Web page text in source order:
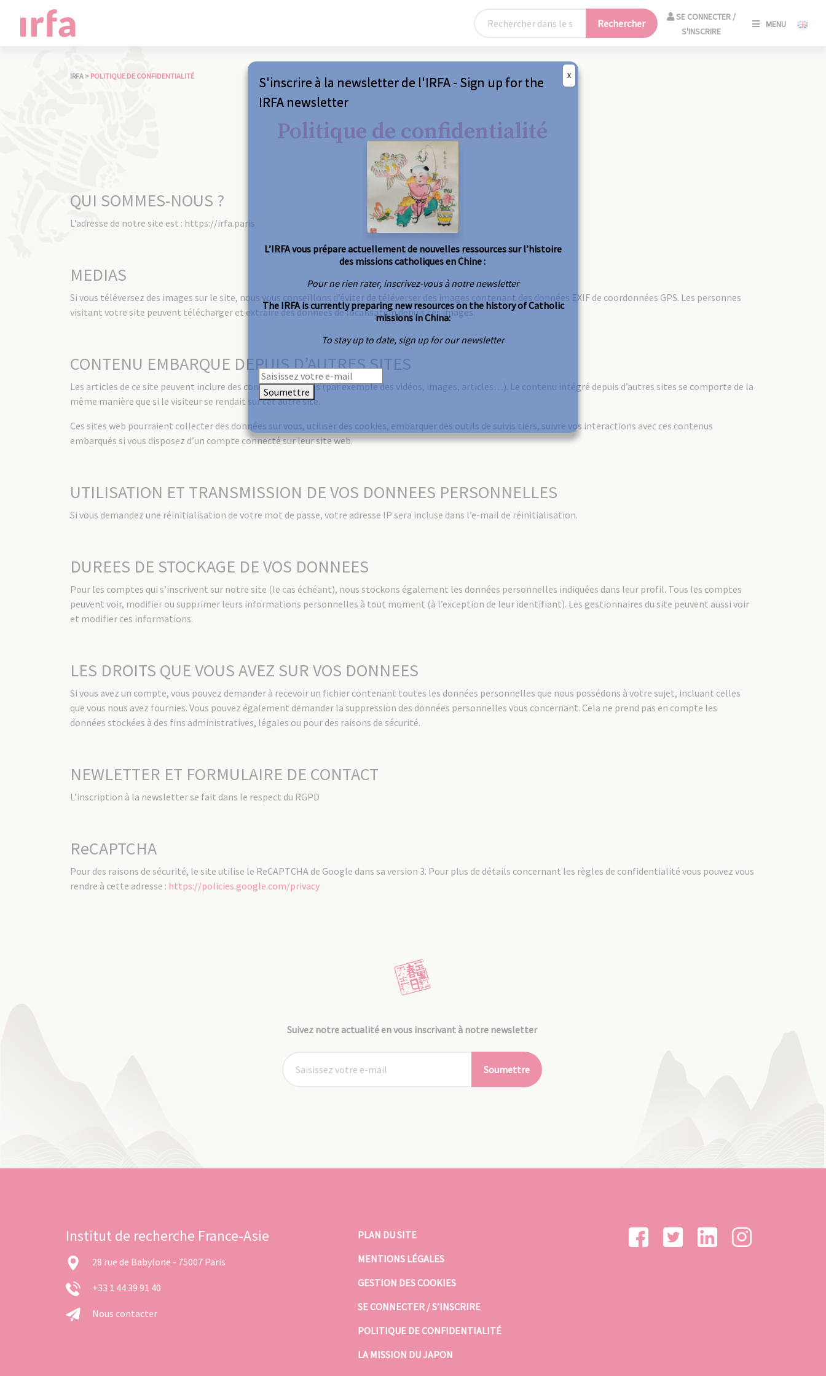
Rechercher
SE CONNECTER /
S'INSCRIRE
MENU
IRFA > POLITIQUE DE CONFIDENTIALITÉ
Politique de confidentialité
QUI SOMMES-NOUS ?
L’adresse de notre site est : https://irfa.paris
MEDIAS
Si vous téléversez des images sur le site, nous vous conseillons d’éviter de téléverser des images contenant des données EXIF de coordonnées GPS. Les personnes
visitant votre site peuvent télécharger et extraire des données de localisation depuis ces images.
CONTENU EMBARQUE DEPUIS D’AUTRES SITES
Les articles de ce site peuvent inclure des contenus intégrés (par exemple des vidéos, images, articles…). Le contenu intégré depuis d’autres sites se comporte de la
même manière que si le visiteur se rendait sur cet autre site.
Ces sites web pourraient collecter des données sur vous, utiliser des cookies, embarquer des outils de suivis tiers, suivre vos interactions avec ces contenus
embarqués si vous disposez d’un compte connecté sur leur site web.
UTILISATION ET TRANSMISSION DE VOS DONNEES PERSONNELLES
Si vous demandez une réinitialisation de votre mot de passe, votre adresse IP sera incluse dans l’e-mail de réinitialisation.
DUREES DE STOCKAGE DE VOS DONNEES
Pour les comptes qui s’inscrivent sur notre site (le cas échéant), nous stockons également les données personnelles indiquées dans leur profil. Tous les comptes
peuvent voir, modifier ou supprimer leurs informations personnelles à tout moment (à l’exception de leur identifiant). Les gestionnaires du site peuvent aussi voir
et modifier ces informations.
LES DROITS QUE VOUS AVEZ SUR VOS DONNEES
Si vous avez un compte, vous pouvez demander à recevoir un fichier contenant toutes les données personnelles que nous possédons à votre sujet, incluant celles
que vous nous avez fournies. Vous pouvez également demander la suppression des données personnelles vous concernant. Cela ne prend pas en compte les
données stockées à des fins administratives, légales ou pour des raisons de sécurité.
NEWLETTER ET FORMULAIRE DE CONTACT
L’inscription à la newsletter se fait dans le respect du RGPD
ReCAPTCHA
Pour des raisons de sécurité, le site utilise le ReCAPTCHA de Google dans sa version 3. Pour plus de détails concernant les règles de confidentialité vous pouvez vous
rendre à cette adresse : https://policies.google.com/privacy
Suivez notre actualité en vous inscrivant à notre newsletter
Soumettre
Institut de recherche France-Asie
28 rue de Babylone - 75007 Paris
+33 1 44 39 91 40
Nous contacter
PLAN DU SITE
MENTIONS LÉGALES
GESTION DES COOKIES
SE CONNECTER / S’INSCRIRE
POLITIQUE DE CONFIDENTIALITÉ
LA MISSION DU JAPON
S'inscrire à la newsletter de l'IRFA - Sign up for the
IRFA newsletter
L’IRFA vous prépare actuellement de nouvelles ressources sur l’histoire
des missions catholiques en Chine :
Pour ne rien rater, inscrivez-vous à notre newsletter
The IRFA is currently preparing new resources on the history of Catholic
missions in China:
To stay up to date, sign up for our newsletter
Soumettre
X